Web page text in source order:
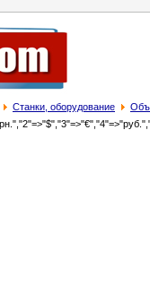
Станки, оборудование